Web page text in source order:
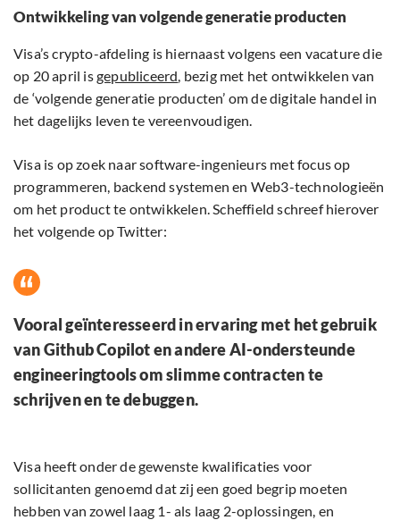
Ontwikkeling van volgende generatie producten
Visa’s crypto-afdeling is hiernaast volgens een vacature die
op 20 april isgepubliceerd, bezig met het ontwikkelen van
de ‘volgende generatie producten’ om de digitale handel in
het dagelijks leven te vereenvoudigen.
Visa is op zoek naar software-ingenieurs met focus op
programmeren, backend systemen en Web3-technologieën
om het product te ontwikkelen. Scheffield schreef hierover
het volgende op Twitter:
Vooral geïnteresseerd in ervaring met het gebruik
van Github Copilot en andere AI-ondersteunde
engineeringtools om slimme contracten te
schrijven en te debuggen.
Visa heeft onder de gewenste kwalificaties voor
sollicitanten genoemd dat zij een goed begrip moeten
hebben van zowel laag 1- als laag 2-oplossingen, en